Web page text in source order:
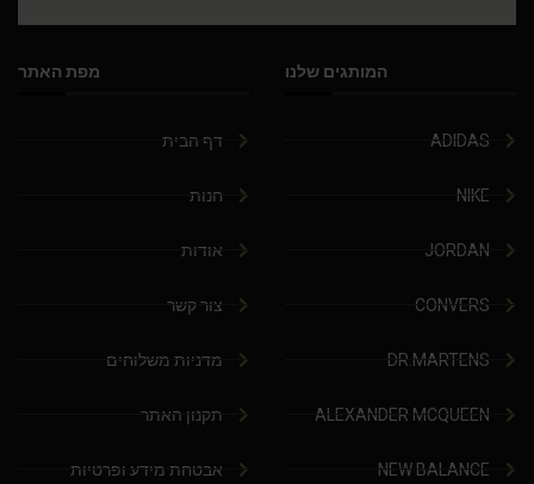
המותגים שלנו
ADIDAS
NIKE
JORDAN
CONVERS
DR.MARTENS
ALEXANDER MCQUEEN
NEW BALANCE
מפת האתר
דף הבית
חנות
אודות
צור קשר
מדניות משלוחים
תקנון האתר
אבטחת מידע ופרטיות